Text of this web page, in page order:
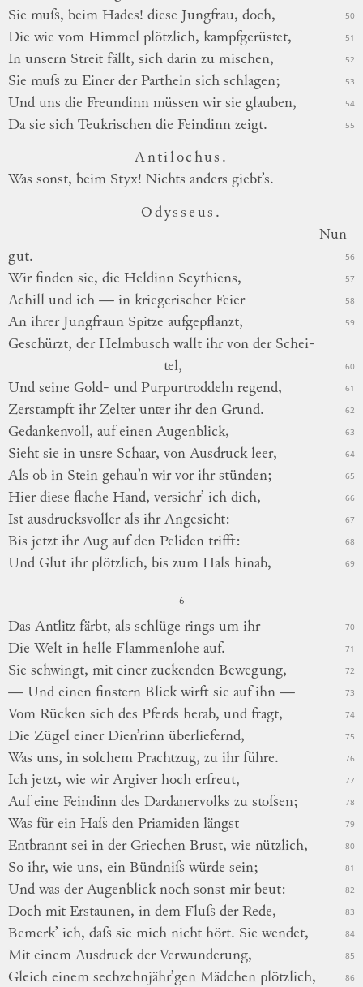
Sie muſs, beim Hades! diese Jungfrau, doch,
50
Die wie vom Himmel plötzlich, kampfgerüstet, 51
In unsern Streit fällt, sich darin zu mischen, 52
Sie muſs zu Einer der Parthein sich schlagen; 53
Und uns die Freundinn müssen wir sie glauben, 54
Da sie sich Teukrischen die Feindinn zeigt. 55
Antilochus.
Was sonst, beim Styx! Nichts anders giebt’s.
Odysseus.
Nun
gut.
56
Wir finden sie, die Heldinn Scythiens, 57
Achill und ich — in kriegerischer Feier 58
An ihrer Jungfraun Spitze aufgepflanzt, 59
Geschürzt, der Helmbusch wallt ihr von der Schei-
tel,
60
Und seine Gold- und Purpurtroddeln regend, 61
Zerstampft ihr Zelter unter ihr den Grund. 62
Gedankenvoll, auf einen Augenblick, 63
Sieht sie in unsre Schaar, von Ausdruck leer, 64
Als ob in Stein gehau’n wir vor ihr stünden; 65
Hier diese flache Hand, versichr’ ich dich, 66
Ist ausdrucksvoller als ihr Angesicht: 67
Bis jetzt ihr Aug auf den Peliden trifft: 68
Und Glut ihr plötzlich, bis zum Hals hinab, 69
6
Das Antlitz färbt, als schlüge rings um ihr 70
Die Welt in helle Flammenlohe auf. 71
Sie schwingt, mit einer zuckenden Bewegung, 72
— Und einen finstern Blick wirft sie auf ihn — 73
Vom Rücken sich des Pferds herab, und fragt, 74
Die Zügel einer Dien’rinn überliefernd, 75
Was uns, in solchem Prachtzug, zu ihr führe. 76
Ich jetzt, wie wir Argiver hoch erfreut, 77
Auf eine Feindinn des Dardanervolks zu stoſsen; 78
Was für ein Haſs den Priamiden längst 79
Entbrannt sei in der Griechen Brust, wie nützlich, 80
So ihr, wie uns, ein Bündniſs würde sein; 81
Und was der Augenblick noch sonst mir beut: 82
Doch mit Erstaunen, in dem Fluſs der Rede, 83
Bemerk’ ich, daſs sie mich nicht hört. Sie wendet, 84
Mit einem Ausdruck der Verwunderung, 85
Gleich einem sechzehnjähr’gen Mädchen plötzlich, 86